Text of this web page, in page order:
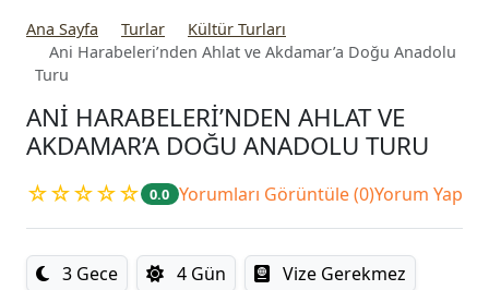
Ana Sayfa Turlar
Kültür Turları
Ani Harabeleri’nden Ahlat ve Akdamar’a Doğu Anadolu
Turu
ANI HARABELERI’NDEN AHLAT VE
AKDAMAR’A DOĞU ANADOLU TURU
☆☆☆☆☆ 0.0 Yorumları Görüntüle (0)Yorum Yap
3 Gece 4 Gün
Vize Gerekmez